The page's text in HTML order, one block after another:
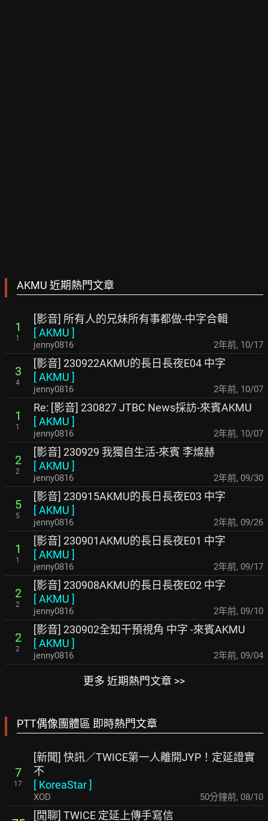
AKMU 近期熱門文章
1
1
[影音] 所有人的兄妹所有事都做-中字合輯
[AKMU ]
jenny0816 2年前, 10/17
3
4
[影音] 230922AKMU的長日長夜E04 中字
[AKMU ]
jenny0816 2年前, 10/07
1
1
Re: [影音] 230827 JTBC News採訪-來賓AKMU
[AKMU ]
jenny0816 2年前, 10/07
2
2
[影音] 230929 我獨自生活-來賓 李燦赫
[AKMU ]
jenny0816 2年前, 09/30
5
5
[影音] 230915AKMU的長日長夜E03 中字
[AKMU ]
jenny0816 2年前, 09/26
1
1
[影音] 230901AKMU的長日長夜E01 中字
[AKMU ]
jenny0816 2年前, 09/17
2
2
[影音] 230908AKMU的長日長夜E02 中字
[AKMU ]
jenny0816 2年前, 09/10
2
2
[影音] 230902全知干預視角 中字 -來賓AKMU
[AKMU ]
jenny0816 2年前, 09/04
更多 近期熱門文章 >>
PTT偶像團體區 即時熱門文章
7
17
[新聞] 快訊／TWICE第一人離開JYP！定延證實
不
[ KoreaStar]
XOD 51分鐘前, 08/10
[閒聊] TWICE 定延上傳手寫信